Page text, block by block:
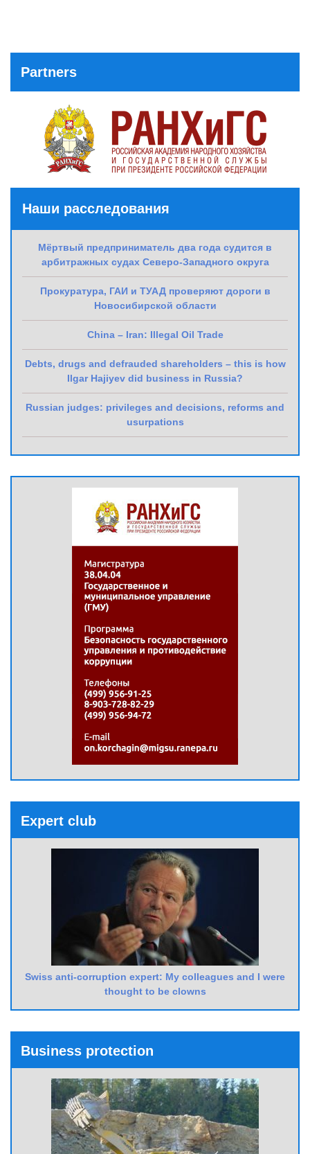
Partners
Наши расследования
Мёртвый предприниматель два года судится в
арбитражных судах Северо-Западного округа
Прокуратура, ГАИ и ТУАД проверяют дороги в
Новосибирской области
China – Iran: Illegal Oil Trade
Debts, drugs and defrauded shareholders – this is how
Ilgar Hajiyev did business in Russia?
Russian judges: privileges and decisions, reforms and
usurpations
Expert club
Swiss anti-corruption expert: My colleagues and I were
thought to be clowns
Business protection